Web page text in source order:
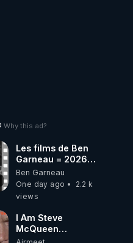
Why this ad?
Les films de Ben
Garneau = 2026-
08-05
Ben Garneau
One day ago
2.2 k
views
I Am Steve
McQueen
⎮Documentaire